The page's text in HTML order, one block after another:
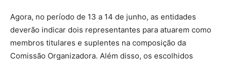
Agora, no período de 13 a 14 de junho, as entidades
deverão indicar dois representantes para atuarem como
membros titulares e suplentes na composição da
Comissão Organizadora. Além disso, os escolhidos